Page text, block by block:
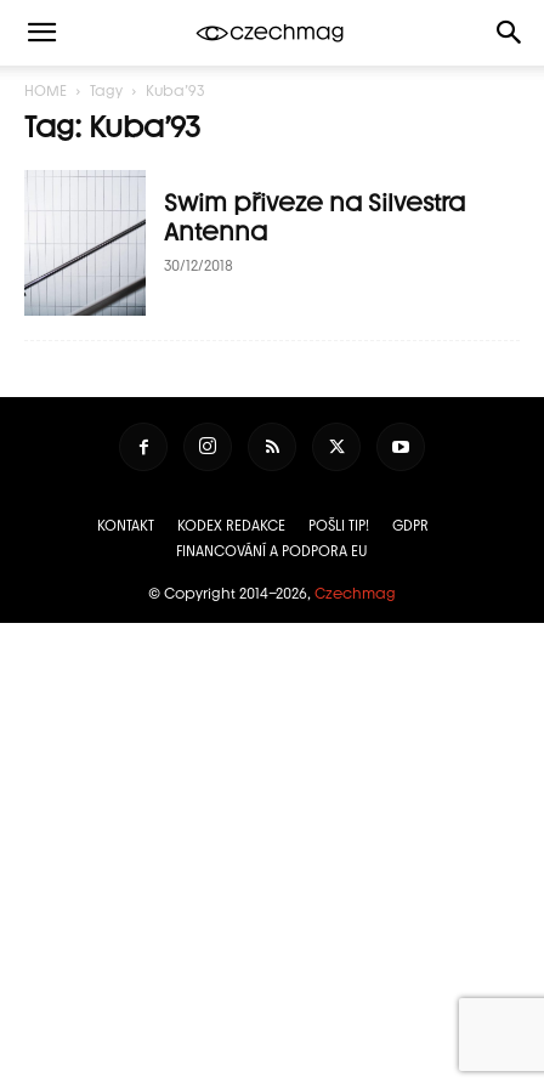
HOME Tagy Kuba’93
Tag: Kuba’93
Swim přiveze na Silvestra
Antenna
30/12/2018
KONTAKT KODEX REDAKCE POŠLI TIP!
GDPR
FINANCOVÁNÍ A PODPORA EU
© Copyright 2014–2026, Czechmag